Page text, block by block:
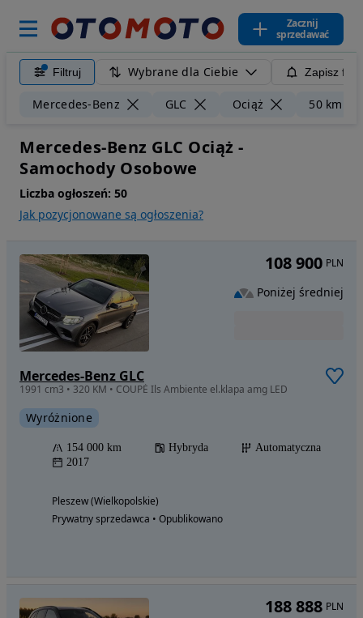
Zacznij
sprzedawać
Filtruj Wybrane dla Ciebie Zapisz
Mercedes-Benz GLC Ociąż 50 km
Mercedes-Benz GLC Ociąż -
Samochody Osobowe
Liczba ogłoszeń: 50
Jak pozycjonowane są ogłoszenia?
Mercedes-Benz GLC
1991 cm3 • 320 KM • COUPÉ Ils Ambiente el.klapa amg LED
Wyróżnione
154 000 km Hybryda
Automatyczna
2017
Pleszew (Wielkopolskie)
Prywatny sprzedawca • Opublikowano
108 900 PLN
Poniżej średniej
188 888 PLN